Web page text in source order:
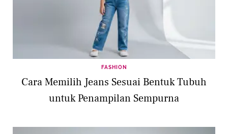
FASHION
Cara Memilih Jeans Sesuai Bentuk Tubuh
untuk Penampilan Sempurna